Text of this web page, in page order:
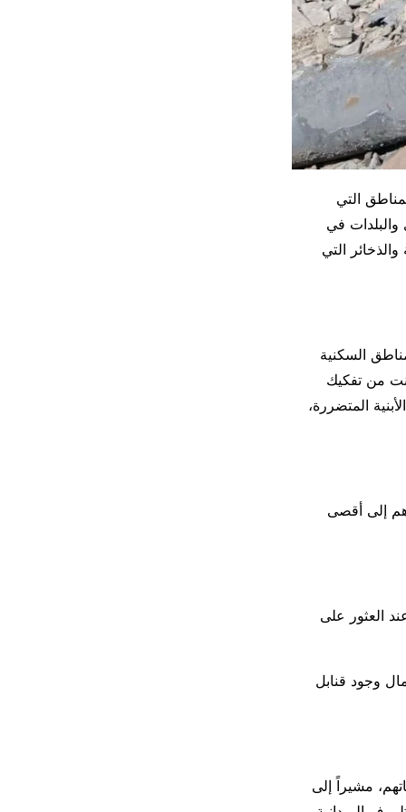
التي
في
التي
السكنية
من تفكيك
المتضررة،
إلى أقصى
العثور على
وجود قنابل
مشيراً إلى